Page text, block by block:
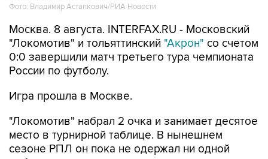
Фото: Владимир Астапкович/РИА Новости
Москва. 8 августа. INTERFAX.RU - Московский
"Локомотив" и тольяттинский "Акрон" со счетом
0:0 завершили матч третьего тура чемпионата
России по футболу.
Игра прошла в Москве.
"Локомотив" набрал 2 очка и занимает десятое
место в турнирной таблице. В нынешнем
сезоне РПЛ он пока не одержал ни одной